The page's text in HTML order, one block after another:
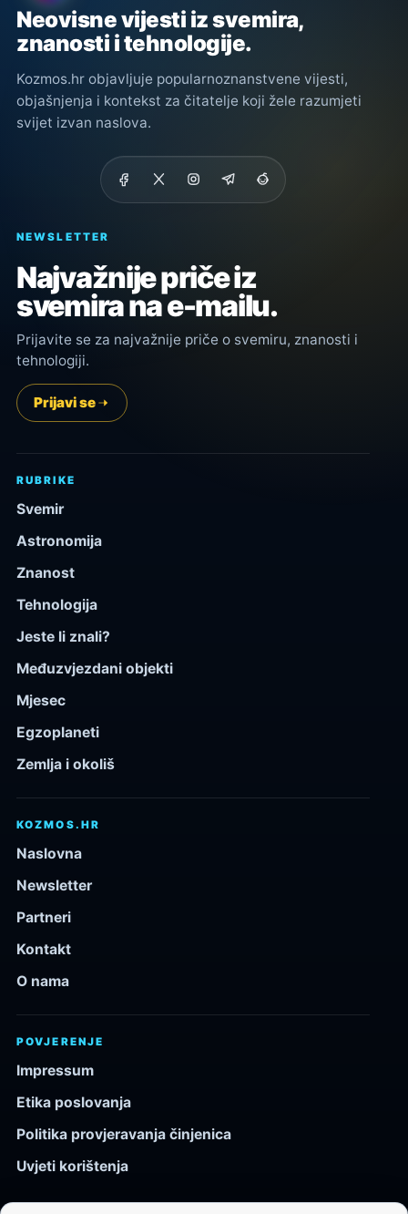
Neovisne vijesti iz svemira,
znanosti i tehnologije.
Kozmos.hr objavljuje popularnoznanstvene vijesti,
objašnjenja i kontekst za čitatelje koji žele razumjeti
svijet izvan naslova.
NEWSLETTER
Najvažnije priče iz
svemira na e-mailu.
Prijavite se za najvažnije priče o svemiru, znanosti i
tehnologiji.
Prijavi se
RUBRIKE
Svemir
Astronomija
Znanost
Tehnologija
Jeste li znali?
Međuzvjezdani objekti
Mjesec
Egzoplaneti
Zemlja i okoliš
KOZMOS.HR
Naslovna
Newsletter
Partneri
Kontakt
O nama
POVJERENJE
Impressum
Etika poslovanja
Politika provjeravanja činjenica
Uvjeti korištenja